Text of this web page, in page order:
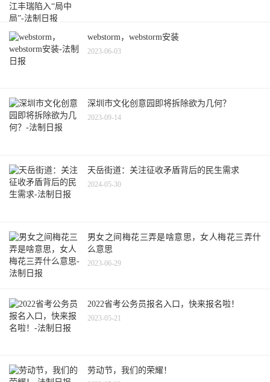
webstorm，webstorm安装
2023-06-03
深圳市文化创意园即将拆除欲为几何？
2023-09-14
天岳街道：关注征收矛盾背后的民生需求
2024-05-30
男女之间梅花三弄是啥意思，女人梅花三弄什
么意思
2023-06-29
2022省考公务员报名入口，快来报名啦！
2023-05-21
劳动节，我们的荣耀！